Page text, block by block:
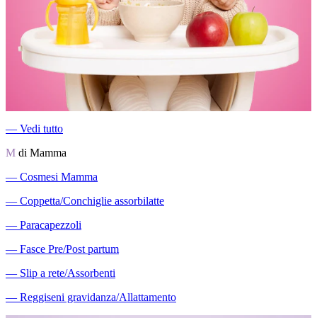
― Vedi tutto
M di Mamma
― Cosmesi Mamma
― Coppetta/Conchiglie assorbilatte
― Paracapezzoli
― Fasce Pre/Post partum
― Slip a rete/Assorbenti
― Reggiseni gravidanza/Allattamento